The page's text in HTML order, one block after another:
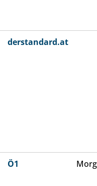
derstandard.at
Ö1